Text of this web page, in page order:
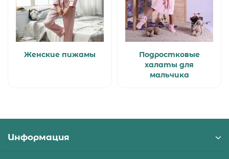
Женские пижамы
Подростковые
халаты для
мальчика
Информация